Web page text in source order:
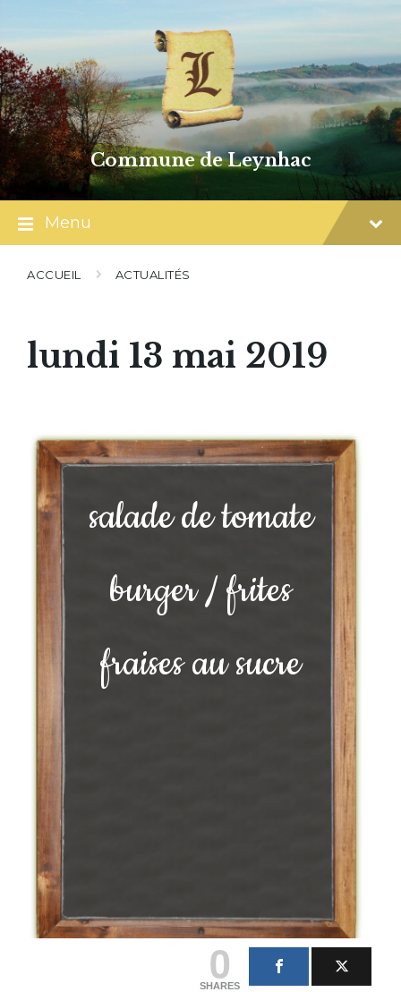
content
main
navigation
footer
Commune de Leynhac
Menu
ACCUEIL ACTUALITÉS
lundi 13 mai 2019
salade de tomate
burger / frites
fraises au sucre
0
SHARES